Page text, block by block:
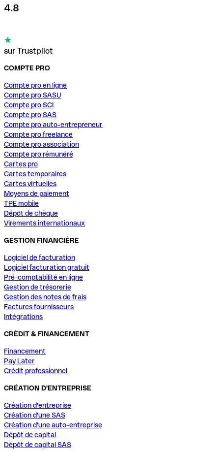
4.8
sur Trustpilot
COMPTE PRO
Compte pro en ligne
Compte pro SASU
Compte pro SCI
Compte pro SAS
Compte pro auto-entrepreneur
Compte pro freelance
Compte pro association
Compte pro rémunéré
Cartes pro
Cartes temporaires
Cartes virtuelles
Moyens de paiement
TPE mobile
Dépôt de chèque
Virements internationaux
GESTION FINANCIÈRE
Logiciel de facturation
Logiciel facturation gratuit
Pré-comptabilité en ligne
Gestion de trésorerie
Gestion des notes de frais
Factures fournisseurs
Intégrations
CRÈDIT & FINANCEMENT
Financement
Pay Later
Crédit professionnel
CRÉATION D'ENTREPRISE
Création d'entreprise
Création d'une SAS
Création d'une auto-entreprise
Dépôt de capital
Dépôt de capital SAS